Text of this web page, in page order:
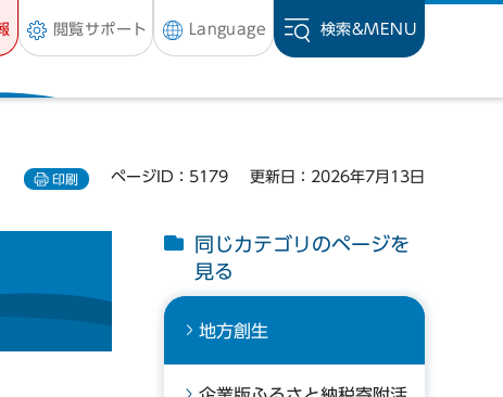
閲覧サポート Language 検索&MENU
印刷 ページID：5179 更新日：2026年7月13日
同じカテゴリのページを
見る
地方創生